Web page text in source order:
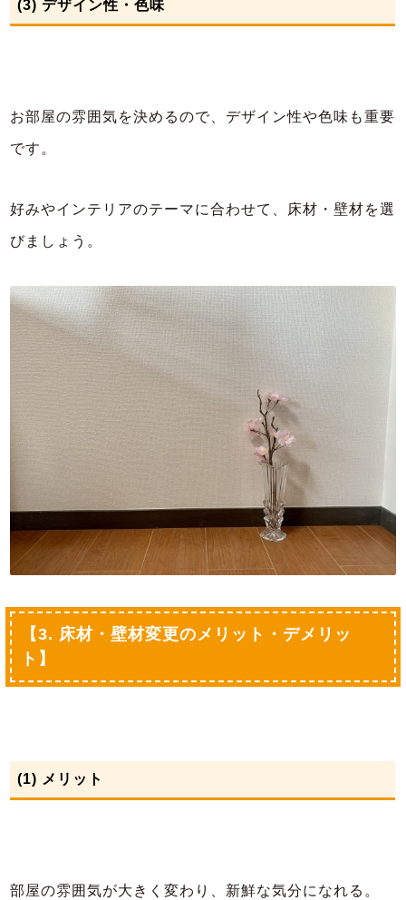
(3) デザイン性・色味
お部屋の雰囲気を決めるので、デザイン性や色味も重要
です。
好みやインテリアのテーマに合わせて、床材・壁材を選
びましょう。
【3. 床材・壁材変更のメリット・デメリッ
ト】
(1) メリット
部屋の雰囲気が大きく変わり、新鮮な気分になれる。